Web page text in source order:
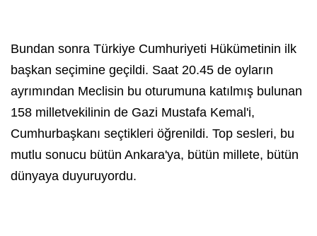
Bundan sonra Türkiye Cumhuriyeti Hükümetinin ilk
başkan seçimine geçildi. Saat 20.45 de oyların
ayrımından Meclisin bu oturumuna katılmış bulunan
158 milletvekilinin de Gazi Mustafa Kemal'i,
Cumhurbaşkanı seçtikleri öğrenildi. Top sesleri, bu
mutlu sonucu bütün Ankara'ya, bütün millete, bütün
dünyaya duyuruyordu.